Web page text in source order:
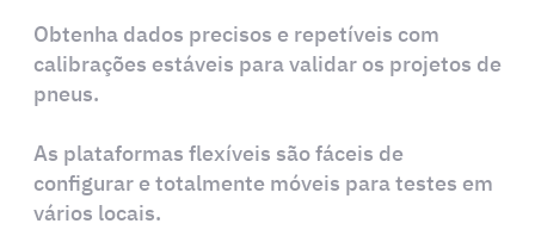
Obtenha dados precisos e repetíveis com
calibrações estáveis para validar os projetos de
pneus.
As plataformas flexíveis são fáceis de
configurar e totalmente móveis para testes em
vários locais.